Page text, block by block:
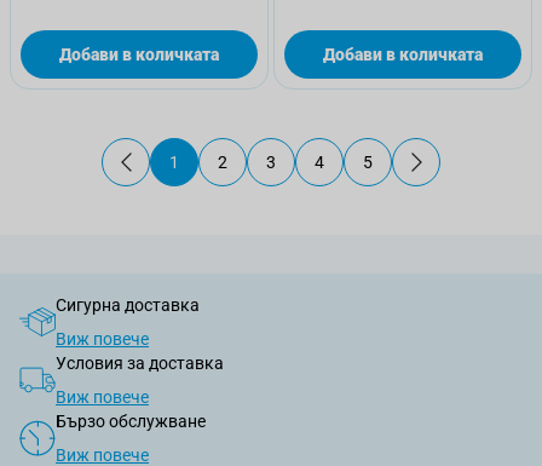
Добави в количката Добави в количката
В момента четете страница
1
Страница
2
Страница
3
Страница
4
Страница
5
Сигурна доставка
Виж повече
Условия за доставка
Виж повече
Бързо обслужване
Виж повече